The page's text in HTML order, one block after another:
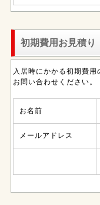
初期費用お見積り
入居時にかかる初期費
お問い合わせください。
お名前
メールアドレス